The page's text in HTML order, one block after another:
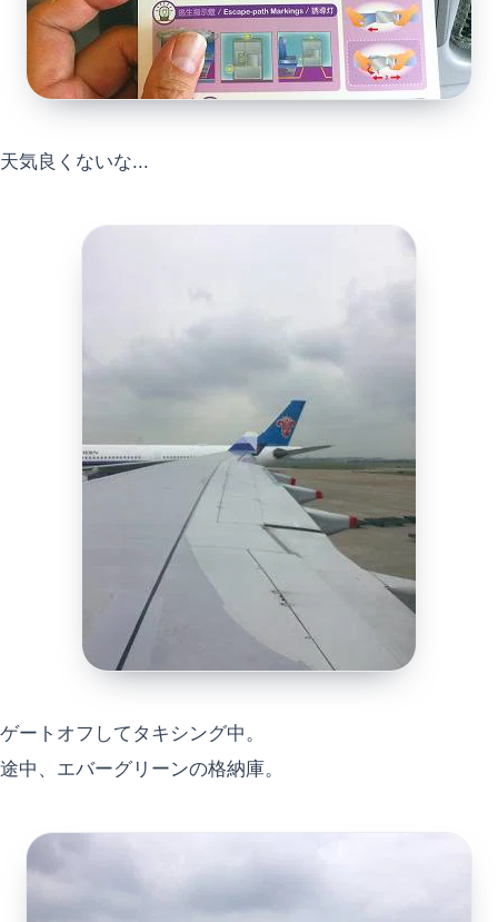
天気良くないな...
ゲートオフしてタキシング中。
途中、エバーグリーンの格納庫。